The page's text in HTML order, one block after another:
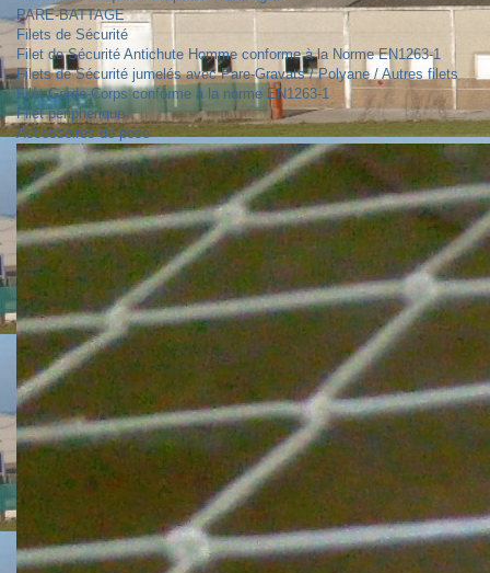
PARE-BATTAGE
Filets de Sécurité
Filet de Sécurité Antichute Homme conforme à la Norme EN1263-1
Filets de Sécurité jumelés avec Pare-Gravats / Polyane / Autres filets
Filet Garde-Corps conforme à la norme EN1263-1
Filet périphérique
Accessoires de pose